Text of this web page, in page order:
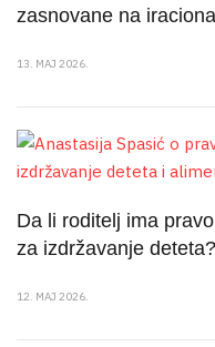
zasnovane na
13. MAJ 2026.
Da li roditelj ima
za izdržavanje deteta?
12. MAJ 2026.